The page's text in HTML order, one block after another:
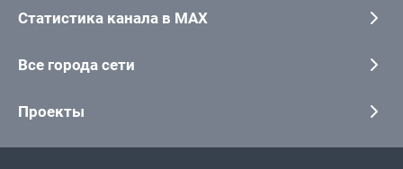
Статистика канала в MAX
Все города сети
Проекты